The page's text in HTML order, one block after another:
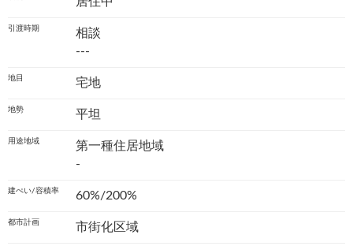
引渡時期
相談
---
地目 宅地
地勢 平坦
用途地域
第一種住居地域
-
建ぺい/容積率 60%/200%
都市計画 市街化区域